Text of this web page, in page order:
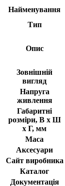
Найменування
Тип
Опис
Зовнішній
вигляд
Напруга
живлення
Габаритні
розміри, В х Ш
х Г, мм
Маса
Аксесуари
Сайт виробника
Каталог
Документація